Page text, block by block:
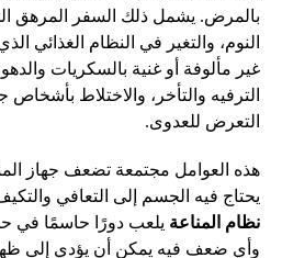
بالمرض. يشمل ذلك السفر المرهق
النوم، والتغير في النظام الغذائي
غير مألوفة أو غنية بالسكريات
الترفيه والتأخر، والاختلاط
التعرض للعدوى.
هذه العوامل مجتمعة تضعف جهاز
يحتاج فيه الجسم إلى التعافي
نظام المناعة يلعب دورًا حاسمًا في
وأي ضعف فيه يمكن أن يؤدي إلى